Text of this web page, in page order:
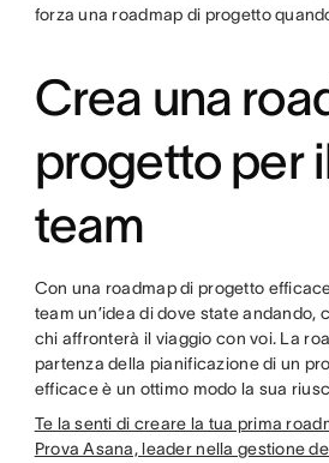
forza una roadmap di progetto
Crea una
progetto per
team
Con una roadmap di progetto
team un’idea di dove state andando,
chi affronterà il viaggio con voi. La
partenza della pianificazione di un
efficace è un ottimo modo la sua
Te la senti di creare la tua prima
Prova Asana, leader nella gestione